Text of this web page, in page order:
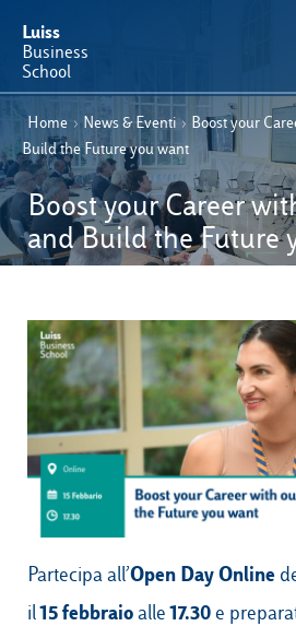
Luiss
Business
School
Offerta Formativa
Perché Luiss Business School
Faculty & Ricerca
News & Eventi
Operation & Students’
E-Learning
Campus & Hub:
Home › News & Eventi › Boost your
Build the Future you want
Boost your Career
and Build the Future
Partecipa all’Open Day Online
il15 febbraioalle17.30e